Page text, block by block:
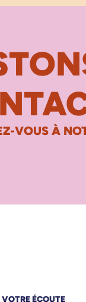
VOUS À
ÉCOUTE